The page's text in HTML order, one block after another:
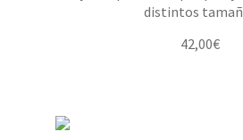
distintos
42,00€